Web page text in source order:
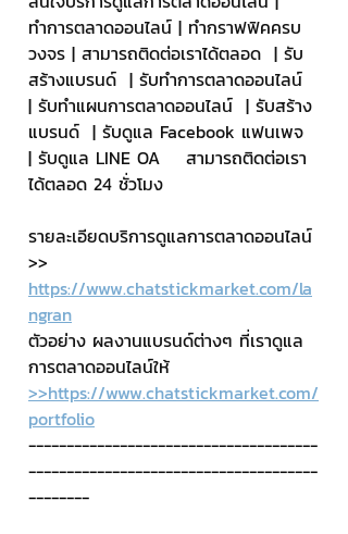
ทำการตลาดออนไลน์ | ทำกราฟฟิคครบ
วงจร | สามารถติดต่อเราได้ตลอด  | รับ
สร้างแบรนด์  | รับทำการตลาดออนไลน์
| รับทำแผนการตลาดออนไลน์  | รับสร้าง
แบรนด์  | รับดูแล Facebook แฟนเพจ
| รับดูแล LINE OA    สามารถติดต่อเรา
ได้ตลอด 24 ชั่วโมง
รายละเอียดบริการดูแลการตลาดออนไลน์
>>
https://www.chatstickmarket.com/la
ngran
ตัวอย่าง ผลงานแบรนด์ต่างๆ ที่เราดูแล
การตลาดออนไลน์ให้
>>https://www.chatstickmarket.com/
portfolio
--------------------------------------
--------------------------------------
--------